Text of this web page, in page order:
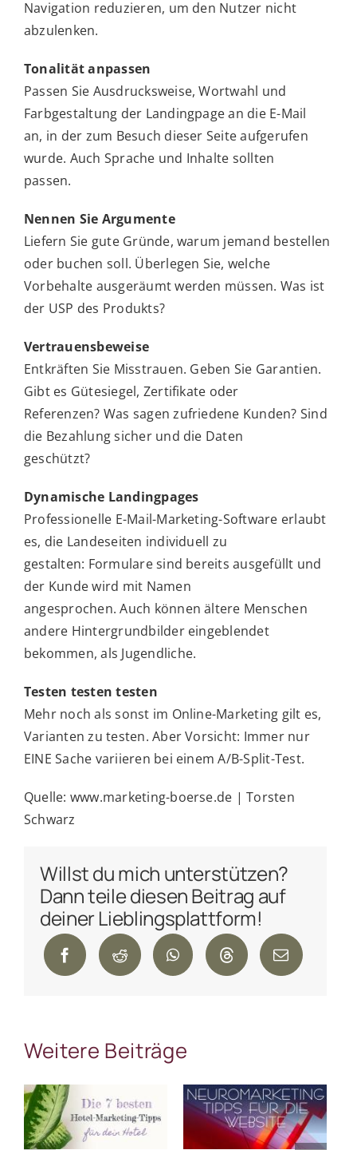
Navigation reduzieren, um den Nutzer nicht
abzulenken.
Tonalität anpassen
Passen Sie Ausdrucksweise, Wortwahl und
Farbgestaltung der Landingpage an die E-Mail
an, in der zum Besuch dieser Seite aufgerufen
wurde. Auch Sprache und Inhalte sollten
passen.
Nennen Sie Argumente
Liefern Sie gute Gründe, warum jemand bestellen
oder buchen soll. Überlegen Sie, welche
Vorbehalte ausgeräumt werden müssen. Was ist
der USP des Produkts?
Vertrauensbeweise
Entkräften Sie Misstrauen. Geben Sie Garantien.
Gibt es Gütesiegel, Zertifikate oder
Referenzen? Was sagen zufriedene Kunden? Sind
die Bezahlung sicher und die Daten
geschützt?
Dynamische Landingpages
Professionelle E-Mail-Marketing-Software erlaubt
es, die Landeseiten individuell zu
gestalten: Formulare sind bereits ausgefüllt und
der Kunde wird mit Namen
angesprochen. Auch können ältere Menschen
andere Hintergrundbilder eingeblendet
bekommen, als Jugendliche.
Testen testen testen
Mehr noch als sonst im Online-Marketing gilt es,
Varianten zu testen. Aber Vorsicht: Immer nur
EINE Sache variieren bei einem A/B-Split-Test.
Quelle: www.marketing-boerse.de | Torsten
Schwarz
Willst du mich unterstützen?
Dann teile diesen Beitrag auf
deiner Lieblingsplattform!
Weitere Beiträge